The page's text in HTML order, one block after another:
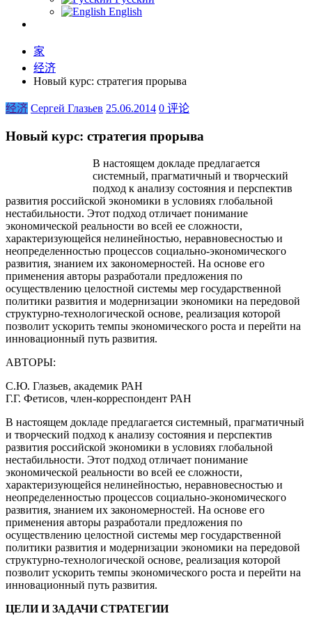
English
家
经济
Новый курс: стратегия прорыва
经济 Сергей Глазьев 25.06.2014 0 评论
Новый курс: стратегия прорыва
В настоящем докладе предлагается
системный, прагматичный и творческий
подход к анализу состояния и перспектив
развития российской экономики в условиях глобальной
нестабильности. Этот подход отличает понимание
экономической реальности во всей ее сложности,
характеризующейся нелинейностью, неравновесностью и
неопределенностью процессов социально-экономического
развития, знанием их закономерностей. На основе его
применения авторы разработали предложения по
осуществлению целостной системы мер государственной
политики развития и модернизации экономики на передовой
структурно-технологической основе, реализация которой
позволит ускорить темпы экономического роста и перейти на
инновационный путь развития.
АВТОРЫ:
С.Ю. Глазьев, академик РАН
Г.Г. Фетисов, член-корреспондент РАН
В настоящем докладе предлагается системный, прагматичный
и творческий подход к анализу состояния и перспектив
развития российской экономики в условиях глобальной
нестабильности. Этот подход отличает понимание
экономической реальности во всей ее сложности,
характеризующейся нелинейностью, неравновесностью и
неопределенностью процессов социально-экономического
развития, знанием их закономерностей. На основе его
применения авторы разработали предложения по
осуществлению целостной системы мер государственной
политики развития и модернизации экономики на передовой
структурно-технологической основе, реализация которой
позволит ускорить темпы экономического роста и перейти на
инновационный путь развития.
ЦЕЛИ И ЗАДАЧИ СТРАТЕГИИ